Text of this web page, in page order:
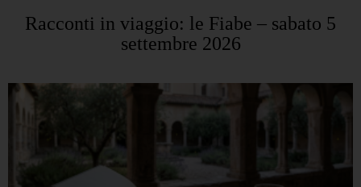
Racconti in viaggio: le Fiabe – sabato 5
settembre 2026